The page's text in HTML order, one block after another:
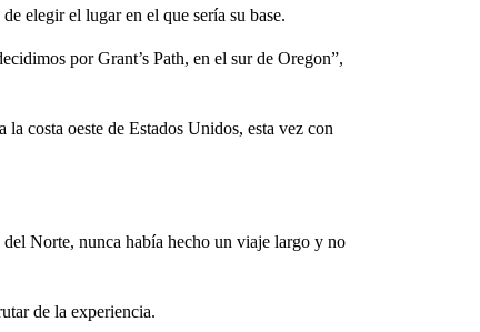
elegir el lugar en el que sería su base.
por Grant’s Path, en el sur de Oregon”,
costa oeste de Estados Unidos, esta vez con
Norte, nunca había hecho un viaje largo y no
de la experiencia.